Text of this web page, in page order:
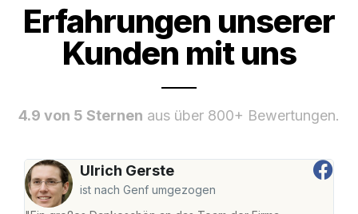
Erfahrungen unserer
Kunden mit uns
4.9 von 5 Sternen aus über 800+ Bewertungen.
Ulrich Gerste
ist nach Genf umgezogen